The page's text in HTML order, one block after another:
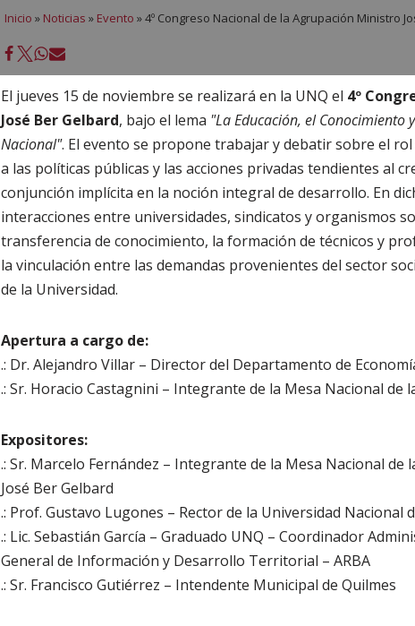
Inicio » Noticias » Evento »4º Congreso Nacional de la Agrupación Ministro
El jueves 15 de noviembre se realizará en la UNQ el 4º
José Ber Gelbard, bajo el lema "La Educación, el Conocimiento
Nacional". El evento se propone trabajar y debatir sobre el
a las políticas públicas y las acciones privadas tendientes al
conjunción implícita en la noción integral de desarrollo. En
interacciones entre universidades, sindicatos y organismos
transferencia de conocimiento, la formación de técnicos y
la vinculación entre las demandas provenientes del sector
de la Universidad.
Apertura a cargo de:
.: Dr. Alejandro Villar – Director del Departamento de
.: Sr. Horacio Castagnini – Integrante de la Mesa Nacional de
Expositores:
.: Sr. Marcelo Fernández – Integrante de la Mesa Nacional
José Ber Gelbard
.: Prof. Gustavo Lugones – Rector de la Universidad Nacional
.: Lic. Sebastián García – Graduado UNQ – Coordinador
General de Información y Desarrollo Territorial – ARBA
.: Sr. Francisco Gutiérrez – Intendente Municipal de Quilmes